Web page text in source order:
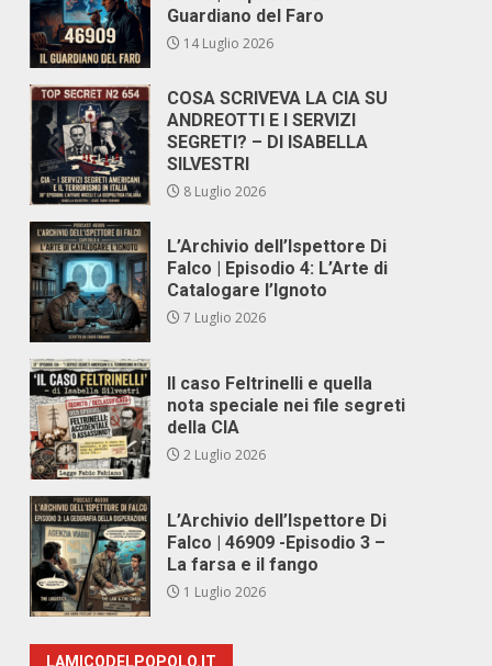
Guardiano del Faro
14 Luglio 2026
COSA SCRIVEVA LA CIA SU
ANDREOTTI E I SERVIZI
SEGRETI? – DI ISABELLA
SILVESTRI
8 Luglio 2026
L’Archivio dell’Ispettore Di
Falco | Episodio 4: L’Arte di
Catalogare l’Ignoto
7 Luglio 2026
Il caso Feltrinelli e quella
nota speciale nei file segreti
della CIA
2 Luglio 2026
L’Archivio dell’Ispettore Di
Falco | 46909 -Episodio 3 –
La farsa e il fango
1 Luglio 2026
LAMICODELPOPOLO.IT